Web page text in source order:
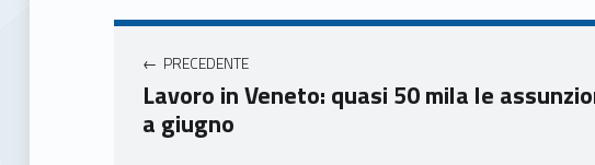
Unio
mer
e
Ven
Unio
e
Navigazione articoli
PRECEDENTE
Lavoro in Veneto: quasi 50 mila le
a giugno